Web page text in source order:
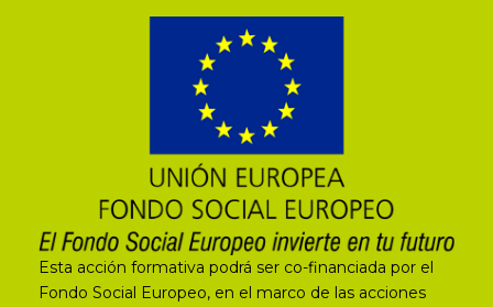
Esta acción formativa podrá ser co-financiada por el
Fondo Social Europeo, en el marco de las acciones